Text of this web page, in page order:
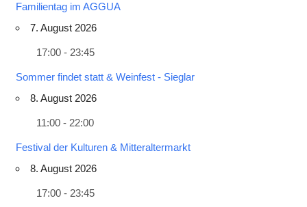
Familientag im AGGUA
7. August 2026
17:00 - 23:45
Sommer findet statt & Weinfest - Sieglar
8. August 2026
11:00 - 22:00
Festival der Kulturen & Mitteraltermarkt
8. August 2026
17:00 - 23:45